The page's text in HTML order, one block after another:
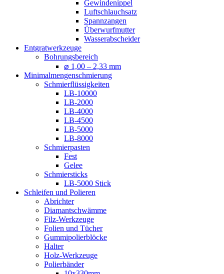
Gewindenippel
Luftschlauchsatz
Spannzangen
Überwurfmutter
Wasserabscheider
Entgratwerkzeuge
Bohrungsbereich
⌀ 1,00 – 2,33 mm
Minimalmengenschmierung
Schmierflüssigkeiten
LB-10000
LB-2000
LB-4000
LB-4500
LB-5000
LB-8000
Schmierpasten
Fest
Gelee
Schmiersticks
LB-5000 Stick
Schleifen und Polieren
Abrichter
Diamantschwämme
Filz-Werkzeuge
Folien und Tücher
Gummipolierblöcke
Halter
Holz-Werkzeuge
Polierbänder